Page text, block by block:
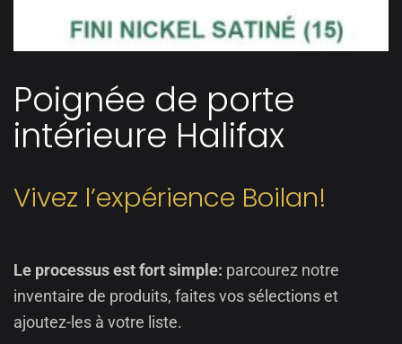
Poignée de porte
intérieure Halifax
Vivez l’expérience Boilan!
Le processus est fort simple: parcourez notre
inventaire de produits, faites vos sélections et
ajoutez-les à votre liste.